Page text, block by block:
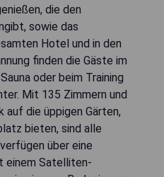
die den
sowie das
Hotel und in den
finden die Gäste im
oder beim Training
Mit 135 Zimmern und
auf die üppigen Gärten,
bieten, sind alle
über eine
einem Satelliten-